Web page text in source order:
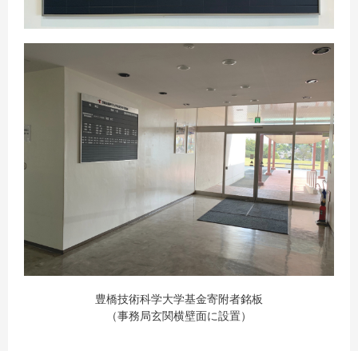
豊橋技術科学大学基金寄附者銘板
（事務局玄関横壁面に設置）